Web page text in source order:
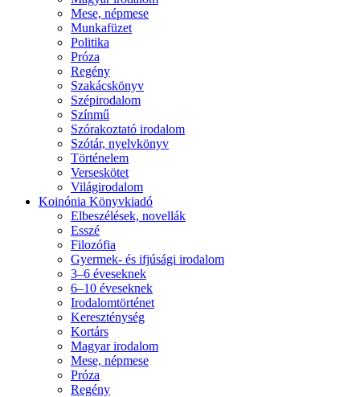
Mese, népmese
Munkafüzet
Politika
Próza
Regény
Szakácskönyv
Szépirodalom
Színmű
Szórakoztató irodalom
Szótár, nyelvkönyv
Történelem
Verseskötet
Világirodalom
Koinónia Könyvkiadó
Elbeszélések, novellák
Esszé
Filozófia
Gyermek- és ifjúsági irodalom
3–6 éveseknek
6–10 éveseknek
Irodalomtörténet
Kereszténység
Kortárs
Magyar irodalom
Mese, népmese
Próza
Regény